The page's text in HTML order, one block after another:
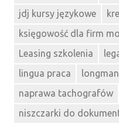
jdj kursy językowe
księgowość dla firm
Leasing szkolenia
lingua praca
naprawa tachografów
niszczarki do